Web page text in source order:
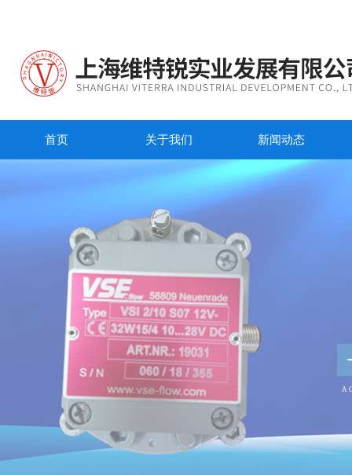
首页 关于我们 新闻动态